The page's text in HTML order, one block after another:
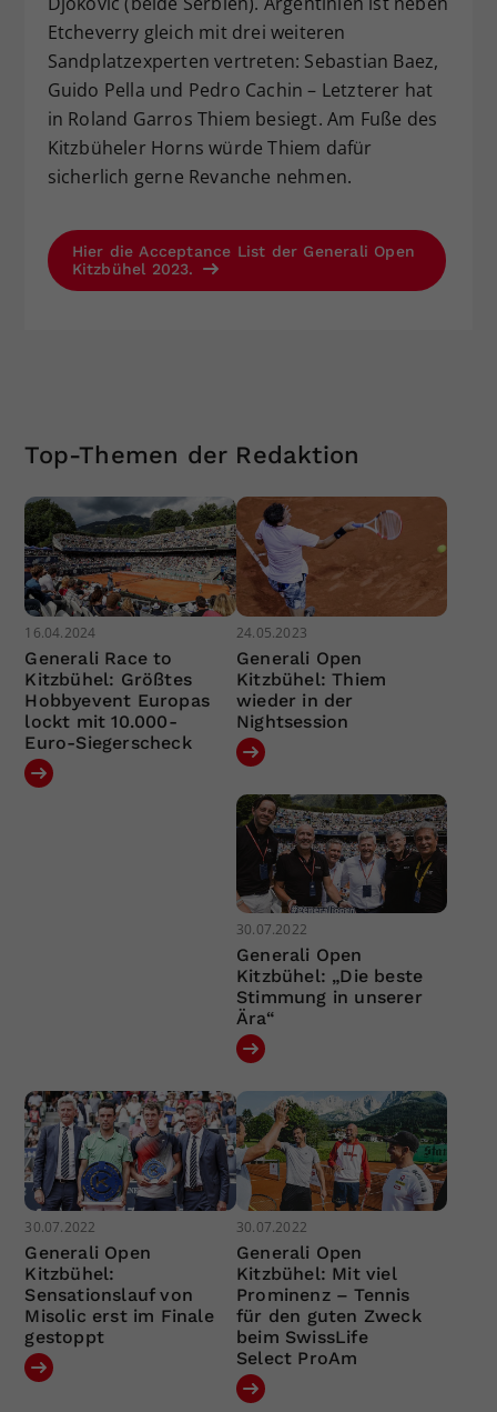
Etcheverry gleich mit drei weiteren
Sandplatzexperten vertreten: Sebastian Baez,
Guido Pella und Pedro Cachin – Letzterer hat
in Roland Garros Thiem besiegt. Am Fuße des
Kitzbüheler Horns würde Thiem dafür
sicherlich gerne Revanche nehmen.
Hier die Acceptance List der Generali Open
Kitzbühel 2023.
Top-Themen der Redaktion
16.04.2024
Generali Race to
Kitzbühel: Größtes
Hobbyevent Europas
lockt mit 10.000-
Euro-Siegerscheck
24.05.2023
Generali Open
Kitzbühel: Thiem
wieder in der
Nightsession
30.07.2022
Generali Open
Kitzbühel: „Die beste
Stimmung in unserer
Ära“
30.07.2022
Generali Open
Kitzbühel:
Sensationslauf von
Misolic erst im Finale
gestoppt
30.07.2022
Generali Open
Kitzbühel: Mit viel
Prominenz – Tennis
für den guten Zweck
beim SwissLife
Select ProAm